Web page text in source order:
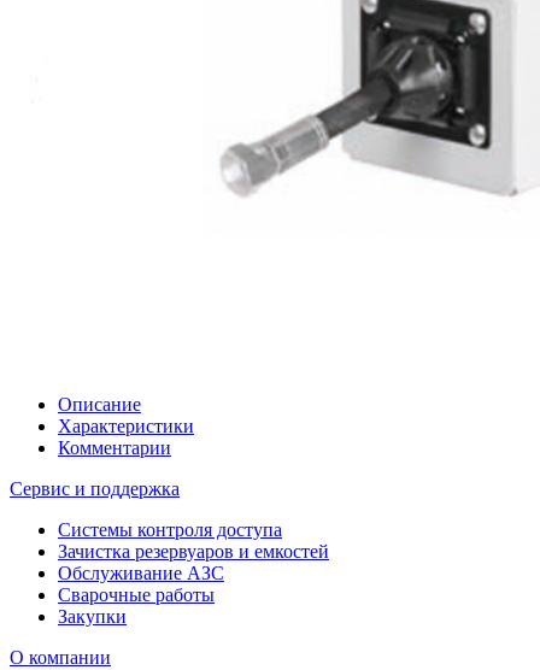
Описание
Характеристики
Комментарии
Сервис и поддержка
Системы контроля доступа
Зачистка резервуаров и емкостей
Обслуживание АЗС
Сварочные работы
Закупки
О компании